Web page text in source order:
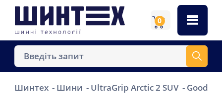
0
Шинтех Шини UltraGrip Arctic 2 SUV